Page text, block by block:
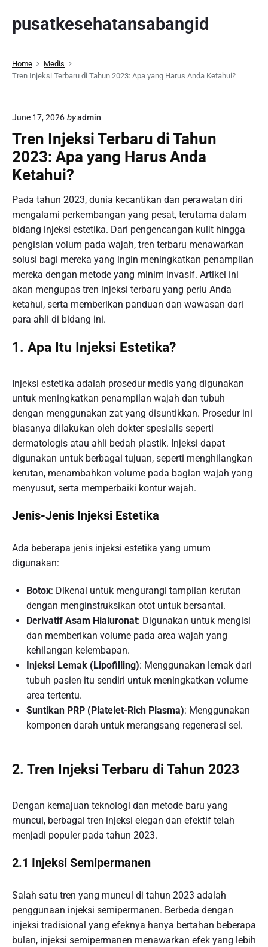
p
pusatkesehatansabangid
Home
Medis
Tren Injeksi Terbaru di Tahun 2023: Apa yang Harus Anda Ketahui?
June 17, 2026 byadmin
Tren Injeksi Terbaru di Tahun
2023: Apa yang Harus Anda
Ketahui?
Pada tahun 2023, dunia kecantikan dan perawatan diri
mengalami perkembangan yang pesat, terutama dalam
bidang injeksi estetika. Dari pengencangan kulit hingga
pengisian volum pada wajah, tren terbaru menawarkan
solusi bagi mereka yang ingin meningkatkan penampilan
mereka dengan metode yang minim invasif. Artikel ini
akan mengupas tren injeksi terbaru yang perlu Anda
ketahui, serta memberikan panduan dan wawasan dari
para ahli di bidang ini.
1. Apa Itu Injeksi Estetika?
Injeksi estetika adalah prosedur medis yang digunakan
untuk meningkatkan penampilan wajah dan tubuh
dengan menggunakan zat yang disuntikkan. Prosedur ini
biasanya dilakukan oleh dokter spesialis seperti
dermatologis atau ahli bedah plastik. Injeksi dapat
digunakan untuk berbagai tujuan, seperti menghilangkan
kerutan, menambahkan volume pada bagian wajah yang
menyusut, serta memperbaiki kontur wajah.
Jenis-Jenis Injeksi Estetika
Ada beberapa jenis injeksi estetika yang umum
digunakan:
Botox: Dikenal untuk mengurangi tampilan kerutan
dengan menginstruksikan otot untuk bersantai.
Derivatif Asam Hialuronat: Digunakan untuk mengisi
dan memberikan volume pada area wajah yang
kehilangan kelembapan.
Injeksi Lemak (Lipofilling): Menggunakan lemak dari
tubuh pasien itu sendiri untuk meningkatkan volume
area tertentu.
Suntikan PRP (Platelet-Rich Plasma): Menggunakan
komponen darah untuk merangsang regenerasi sel.
2. Tren Injeksi Terbaru di Tahun 2023
Dengan kemajuan teknologi dan metode baru yang
muncul, berbagai tren injeksi elegan dan efektif telah
menjadi populer pada tahun 2023.
2.1 Injeksi Semipermanen
Salah satu tren yang muncul di tahun 2023 adalah
penggunaan injeksi semipermanen. Berbeda dengan
injeksi tradisional yang efeknya hanya bertahan beberapa
bulan, injeksi semipermanen menawarkan efek yang lebih